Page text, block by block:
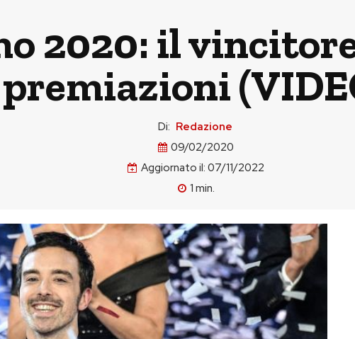
2020: il
premiazioni
Di: Redazione
09/02/2020
Aggiornato il: 07/11/2022
1 min.